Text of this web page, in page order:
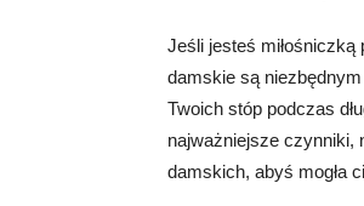
Jeśli jesteś
damskie są
Twoich stóp podczas
najważniejsze czynniki,
damskich, abyś mogła